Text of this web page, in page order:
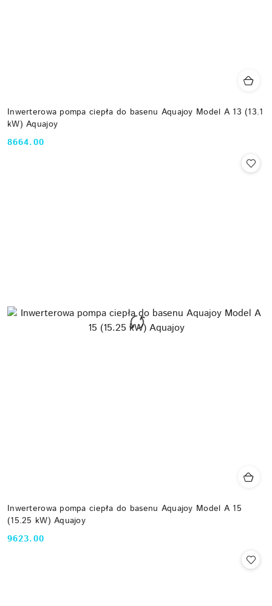
Inwerterowa pompa ciepła do basenu Aquajoy Model A 13 (13.1
kW) Aquajoy
Cena:
8664.00
Inwerterowa pompa ciepła do basenu Aquajoy Model A 15
(15.25 kW) Aquajoy
Cena:
9623.00